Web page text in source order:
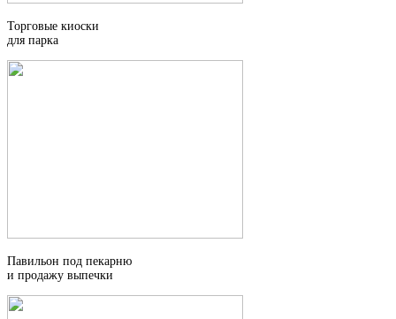
Торговые киоски
для парка
Павильон под пекарню
и продажу выпечки